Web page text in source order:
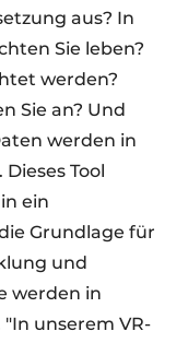
aus? In
Sie leben?
werden?
Sie an? Und
werden in
Tool
ein
Grundlage für
und
werden in
unserem VR-